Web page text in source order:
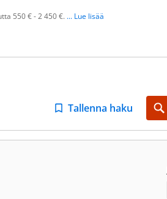
550 € - 2 450 €. ... Lue lisää
Tallenna haku